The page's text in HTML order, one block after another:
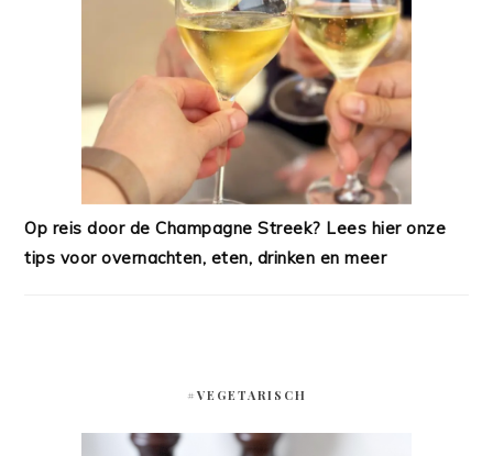
Op reis door de Champagne Streek? Lees hier onze
tips voor overnachten, eten, drinken en meer
#VEGETARISCH